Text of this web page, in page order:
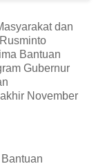
dan
Bantuan
Gubernur
November